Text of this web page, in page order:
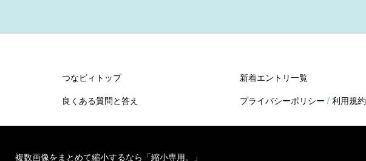
つなビィトップ 新着エントリ一覧
良くある質問と答え
プライバシーポリシー / 利用規約
複数画像をまとめて縮小するなら「縮小専用。」